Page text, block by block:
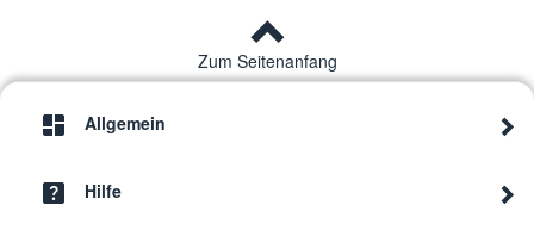
Zum Seitenanfang
Allgemein
Hilfe